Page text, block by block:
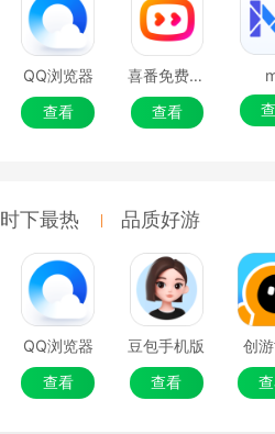
QQ浏览器
查看
喜番免费短剧
查看
时下最热 品质好游
QQ浏览器
查看
豆包手机版
查看
创